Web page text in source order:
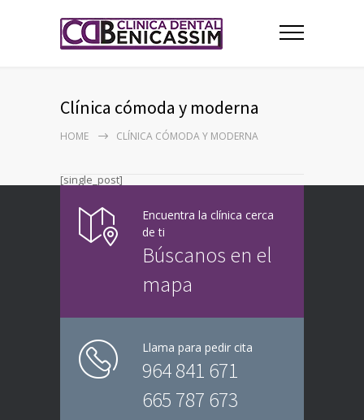
Clínica cómoda y moderna
HOME CLÍNICA CÓMODA Y MODERNA
[single_post]
Encuentra la clínica cerca
de ti
Búscanos en el
mapa
Llama para pedir cita
964 841 671
665 787 673